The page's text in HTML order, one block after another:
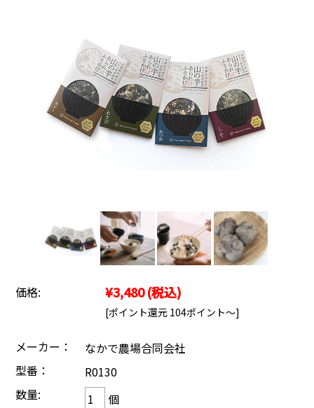
価格: ¥3,480(税込)
[ポイント還元 104ポイント～]
メーカー：
なかで農場合同会社
型番：
R0130
数量:
個